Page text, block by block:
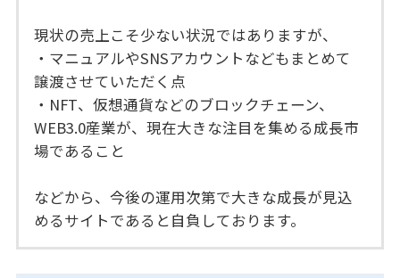
現状の売上こそ少ない状況ではありますが、
・マニュアルやSNSアカウントなどもまとめて
譲渡させていただく点
・NFT、仮想通貨などのブロックチェーン、
WEB3.0産業が、現在大きな注目を集める成長市
場であること
などから、今後の運用次第で大きな成長が見込
めるサイトであると自負しております。